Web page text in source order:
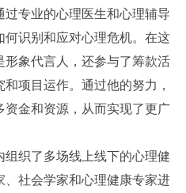
专业的心理医生和心理辅导
识别和应对心理危机。在这
象代言人，还参与了筹款活
项目运作。通过他的努力，
金和资源，从而实现了更广
织了多场线上线下的心理健
、社会学家和心理健康专家进